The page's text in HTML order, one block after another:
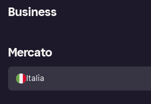
Assistenza
Esplora i negozi
Politica di protezione
dell'acquirente Klarna
Business
Accesso aziende
Mercato
Italia